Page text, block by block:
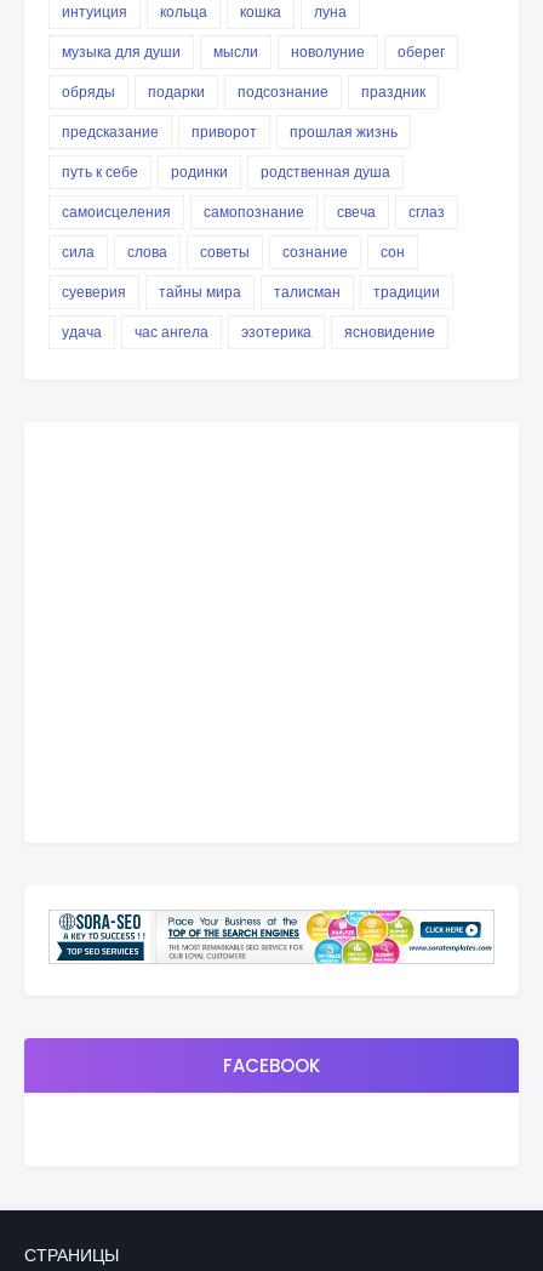
интуиция
кольца кошка
луна
музыка для души
мысли новолуние
оберег
обряды
подарки подсознание
праздник
предсказание
приворот
прошлая жизнь
путь к себе
родинки
родственная душа
самоисцеления
самопознание свеча
сглаз
сила
слова советы сознание
сон
суеверия
тайны мира талисман
традиции
удача
час ангела эзотерика ясновидение
FACEBOOK
СТРАНИЦЫ